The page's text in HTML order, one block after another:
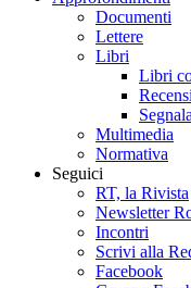
Documenti
Lettere
Libri
Libri
Multimedia
Normativa
Seguici
RT, la Rivista
Newsletter
Incontri
Scrivi alla
Facebook